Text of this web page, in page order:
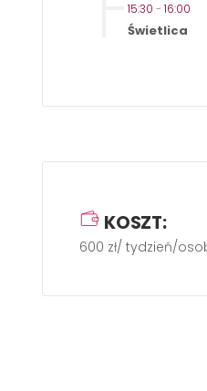
15:30 - 16:00
Świetlica
KOSZT:
600 zł/ tydzień/